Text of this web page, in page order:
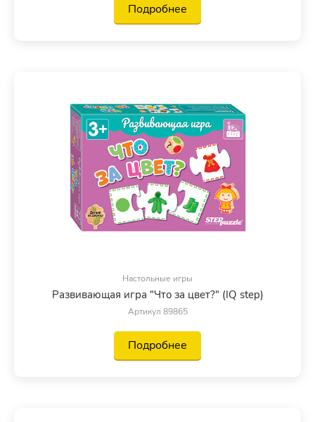
Подробнее
Настольные игры
Развивающая игра "Что за цвет?" (IQ step)
Артикул 89865
Подробнее